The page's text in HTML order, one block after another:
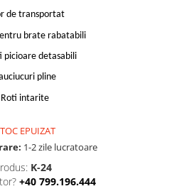
de transportat
brate rabatabili
picioare detasabili
pline
Roti intarite
EPUIZAT
1-2 zile lucratoare
K-24
+40 799.196.444